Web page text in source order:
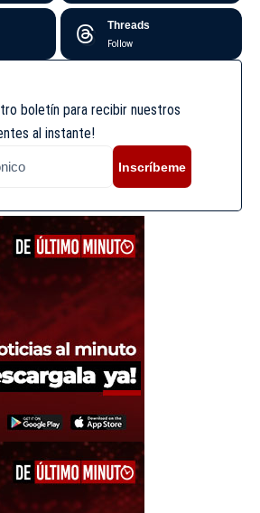
Threads
Follow
boletín para recibir nuestros
al instante!
Inscríbeme